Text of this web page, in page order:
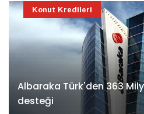
Albaraka Türk'den 363
desteği
Konut Kredileri